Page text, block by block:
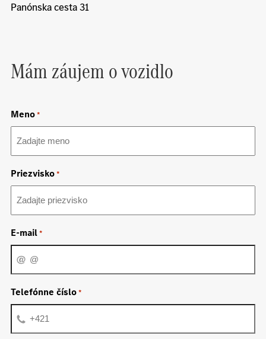
Panónska cesta 31
Mám záujem o vozidlo
Meno*
Priezvisko*
E-mail*
Telefónne číslo*